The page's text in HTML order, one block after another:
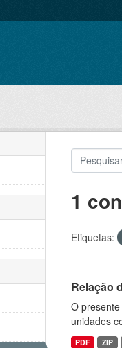
1
Etiquetas:
Relação
O
unidades
PDF ZIP